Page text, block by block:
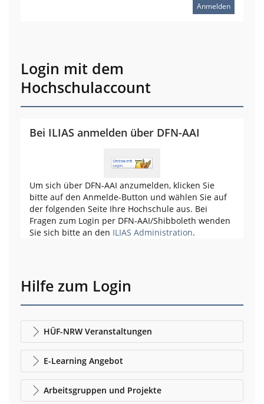
Anmelden
Login mit dem
Hochschulaccount
Bei ILIAS anmelden über DFN-AAI
Um sich über DFN-AAI anzumelden, klicken Sie
bitte auf den Anmelde-Button und wählen Sie auf
der folgenden Seite Ihre Hochschule aus. Bei
Fragen zum Login per DFN-AAI/Shibboleth wenden
Sie sich bitte an den ILIAS Administration.
Hilfe zum Login
HÜF-NRW Veranstaltungen
E-Learning Angebot
Arbeitsgruppen und Projekte